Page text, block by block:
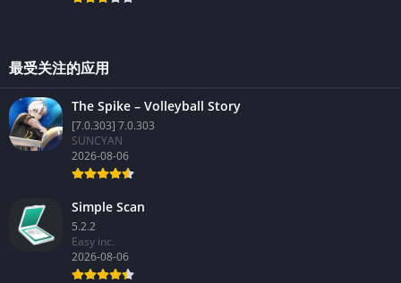
最受关注的应用
The Spike – Volleyball Story
[7.0.303] 7.0.303
SUNCYAN
2026-08-06
Simple Scan
5.2.2
Easy inc.
2026-08-06